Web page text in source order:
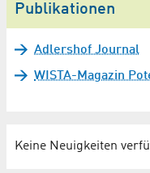
Publikationen
Adlershof Journal
WISTA-Magazin
Keine Neuigkeiten